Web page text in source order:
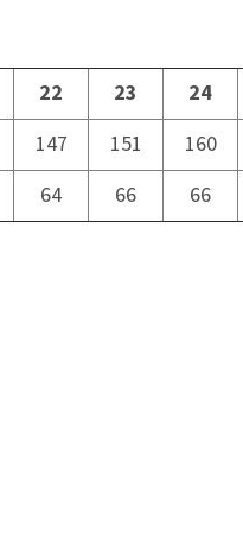
22 23
24
147 151
160
64 66 66